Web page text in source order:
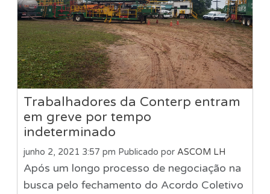
Trabalhadores da Conterp entram
em greve por tempo
indeterminado
junho 2, 2021 3:57 pm Publicado por ASCOM LH
Após um longo processo de negociação na
busca pelo fechamento do Acordo Coletivo